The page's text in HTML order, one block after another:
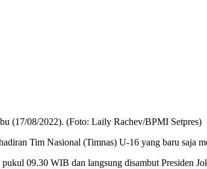
(17/08/2022). (Foto: Laily Rachev/BPMI Setpres)
Tim Nasional (Timnas) U-16 yang baru saja
09.30 WIB dan langsung disambut Presiden